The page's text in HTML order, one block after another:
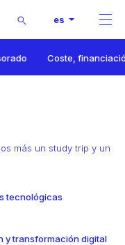
Buscar es
Coste,
más un study trip y un
tecnológicas
y transformación digital